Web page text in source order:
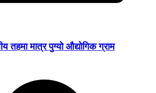
तहमा मात्र पुग्यो औद्योगिक ग्राम